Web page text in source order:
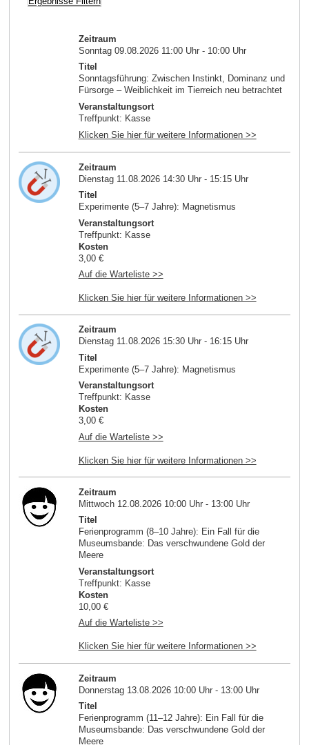
Zeitraum
Sonntag 09.08.2026 11:00 Uhr - 10:00 Uhr
Titel
Sonntagsführung: Zwischen Instinkt, Dominanz und
Fürsorge – Weiblichkeit im Tierreich neu betrachtet
Veranstaltungsort
Treffpunkt: Kasse
Klicken Sie hier für weitere Informationen >>
Zeitraum
Dienstag 11.08.2026 14:30 Uhr - 15:15 Uhr
Titel
Experimente (5–7 Jahre): Magnetismus
Veranstaltungsort
Treffpunkt: Kasse
Kosten
3,00 €
Auf die Warteliste >>
Klicken Sie hier für weitere Informationen >>
Zeitraum
Dienstag 11.08.2026 15:30 Uhr - 16:15 Uhr
Titel
Experimente (5–7 Jahre): Magnetismus
Veranstaltungsort
Treffpunkt: Kasse
Kosten
3,00 €
Auf die Warteliste >>
Klicken Sie hier für weitere Informationen >>
Zeitraum
Mittwoch 12.08.2026 10:00 Uhr - 13:00 Uhr
Titel
Ferienprogramm (8–10 Jahre): Ein Fall für die
Museumsbande: Das verschwundene Gold der
Meere
Veranstaltungsort
Treffpunkt: Kasse
Kosten
10,00 €
Auf die Warteliste >>
Klicken Sie hier für weitere Informationen >>
Zeitraum
Donnerstag 13.08.2026 10:00 Uhr - 13:00 Uhr
Titel
Ferienprogramm (11–12 Jahre): Ein Fall für die
Museumsbande: Das verschwundene Gold der
Meere